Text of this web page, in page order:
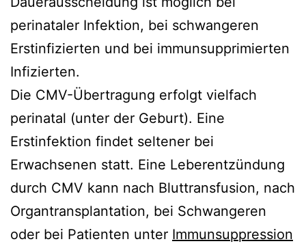
perinataler Infektion, bei schwangeren
Erstinfizierten und bei immunsupprimierten
Infizierten.
Die CMV-Übertragung erfolgt vielfach
perinatal (unter der Geburt). Eine
Erstinfektion findet seltener bei
Erwachsenen statt. Eine Leberentzündung
durch CMV kann nach Bluttransfusion, nach
Organtransplantation, bei Schwangeren
oder bei Patienten unter Immunsuppression